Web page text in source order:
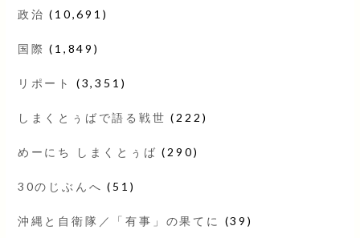
政治 (10,691)
国際 (1,849)
リポート (3,351)
しまくとぅばで語る戦世 (222)
めーにち しまくとぅば (290)
30のじぶんへ (51)
沖縄と自衛隊／「有事」の果てに (39)